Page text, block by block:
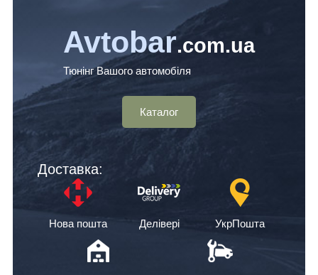
Avtobar.com.ua
Тюнінг Вашого автомобіля
Каталог
Доставка:
Нова пошта Делівері УкрПошта